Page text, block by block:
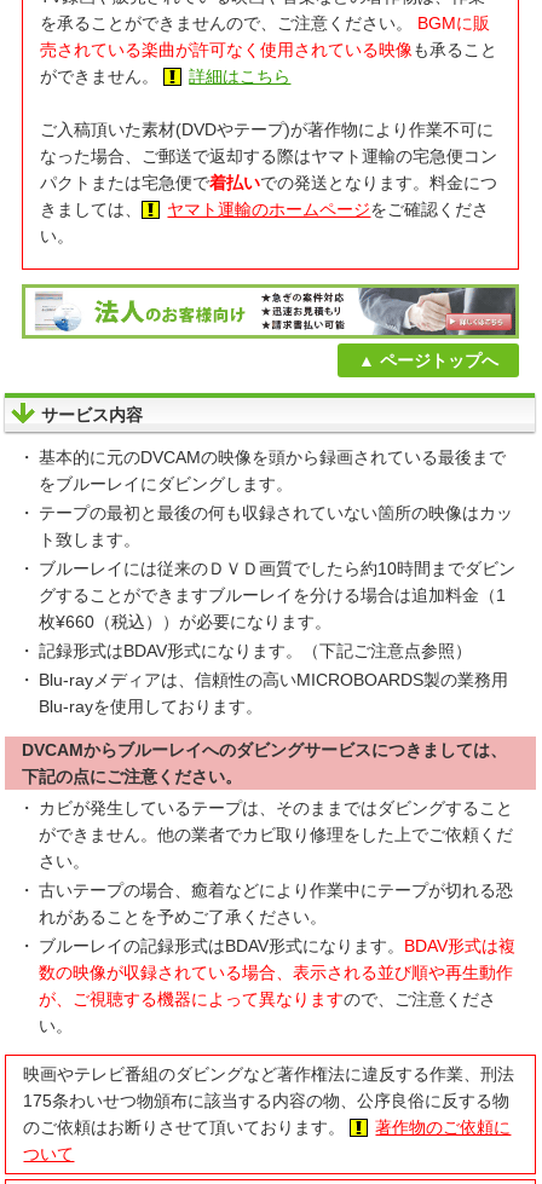
を承ることができませんので、ご注意ください。 BGMに販
売されている楽曲が許可なく使用されている映像も承ること
ができません。
詳細はこちら
ご入稿頂いた素材(DVDやテープ)が著作物により作業不可に
なった場合、ご郵送で返却する際はヤマト運輸の宅急便コン
パクトまたは宅急便で着払いでの発送となります。料金につ
きましては、
ヤマト運輸のホームページをご確認くださ
い。
ページトップへ
サービス内容
基本的に元のDVCAMの映像を頭から録画されている最後まで
をブルーレイにダビングします。
テープの最初と最後の何も収録されていない箇所の映像はカッ
ト致します。
ブルーレイには従来のＤＶＤ画質でしたら約10時間までダビン
グすることができますブルーレイを分ける場合は追加料金（1
枚¥660（税込））が必要になります。
記録形式はBDAV形式になります。（下記ご注意点参照）
Blu-rayメディアは、信頼性の高いMICROBOARDS製の業務用
Blu-rayを使用しております。
DVCAMからブルーレイへのダビングサービスにつきましては、
下記の点にご注意ください。
カビが発生しているテープは、そのままではダビングすること
ができません。他の業者でカビ取り修理をした上でご依頼くだ
さい。
古いテープの場合、癒着などにより作業中にテープが切れる恐
れがあることを予めご了承ください。
ブルーレイの記録形式はBDAV形式になります。 BDAV形式は複
数の映像が収録されている場合、表示される並び順や再生動作
が、ご視聴する機器によって異なりますので、ご注意くださ
い。
映画やテレビ番組のダビングなど著作権法に違反する作業、刑法
175条わいせつ物頒布に該当する内容の物、公序良俗に反する物
のご依頼はお断りさせて頂いております。
著作物のご依頼に
ついて